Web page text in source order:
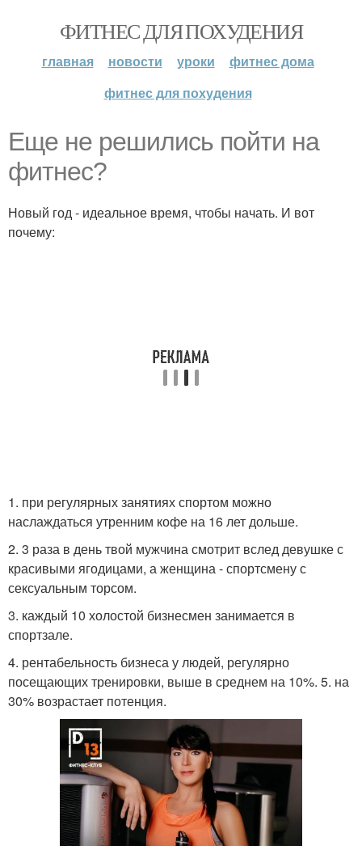
ФИТНЕС ДЛЯ ПОХУДЕНИЯ
главная новости уроки
фитнес дома
фитнес для похудения
Еще не решились пойти на
фитнес?
Новый год - идеальное время, чтобы начать. И вот
почему:
1. при регулярных занятиях спортом можно
наслаждаться утренним кофе на 16 лет дольше.
2. 3 раза в день твой мужчина смотрит вслед девушке с
красивыми ягодицами, а женщина - спортсмену с
сексуальным торсом.
3. каждый 10 холостой бизнесмен занимается в
спортзале.
4. рентабельность бизнеса у людей, регулярно
посещающих тренировки, выше в среднем на 10%. 5. на
30% возрастает потенция.